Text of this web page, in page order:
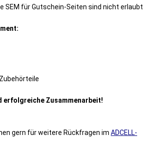
SEM für Gutschein-Seiten sind nicht erlaubt.
erfolgreiche Zusammenarbeit!
gern für weitere Rückfragen im ADCELL-